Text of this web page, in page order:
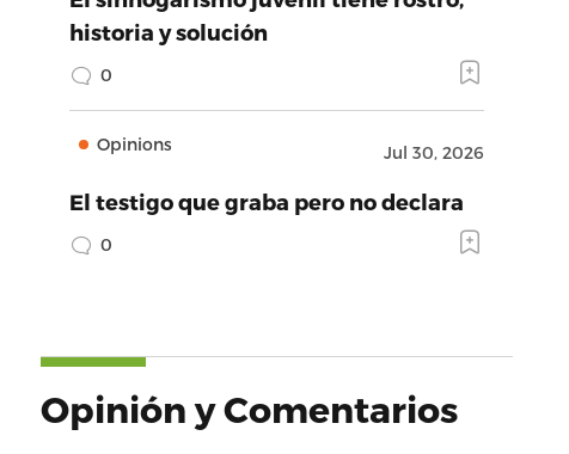
historia y solución
0
Opinions Jul 30, 2026
El testigo que graba pero no declara
0
Opinión y Comentarios